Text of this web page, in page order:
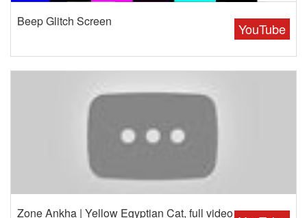
YouTube
Beep Glitch Screen
Zone Ankha | Yellow Egyptian Cat, full video